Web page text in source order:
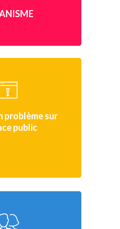
problème sur
public